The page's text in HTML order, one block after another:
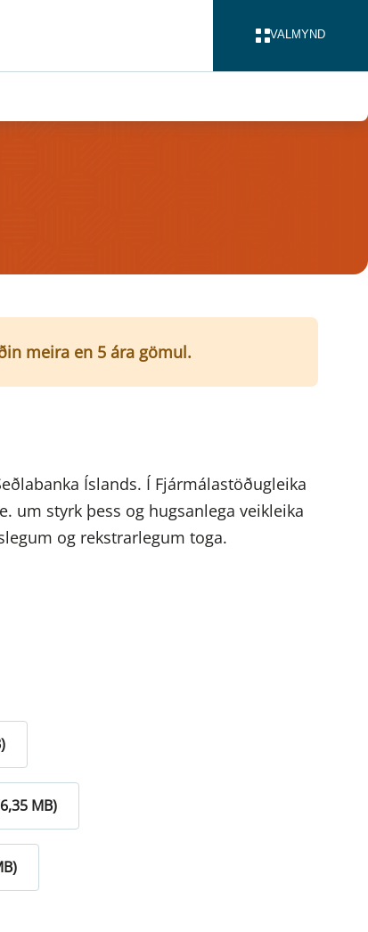
VALMYND
meira en 5 ára gömul.
Íslands. Í Fjármálastöðugleika
um styrk þess og hugsanlega veikleika
og rekstrarlegum toga.
MB)